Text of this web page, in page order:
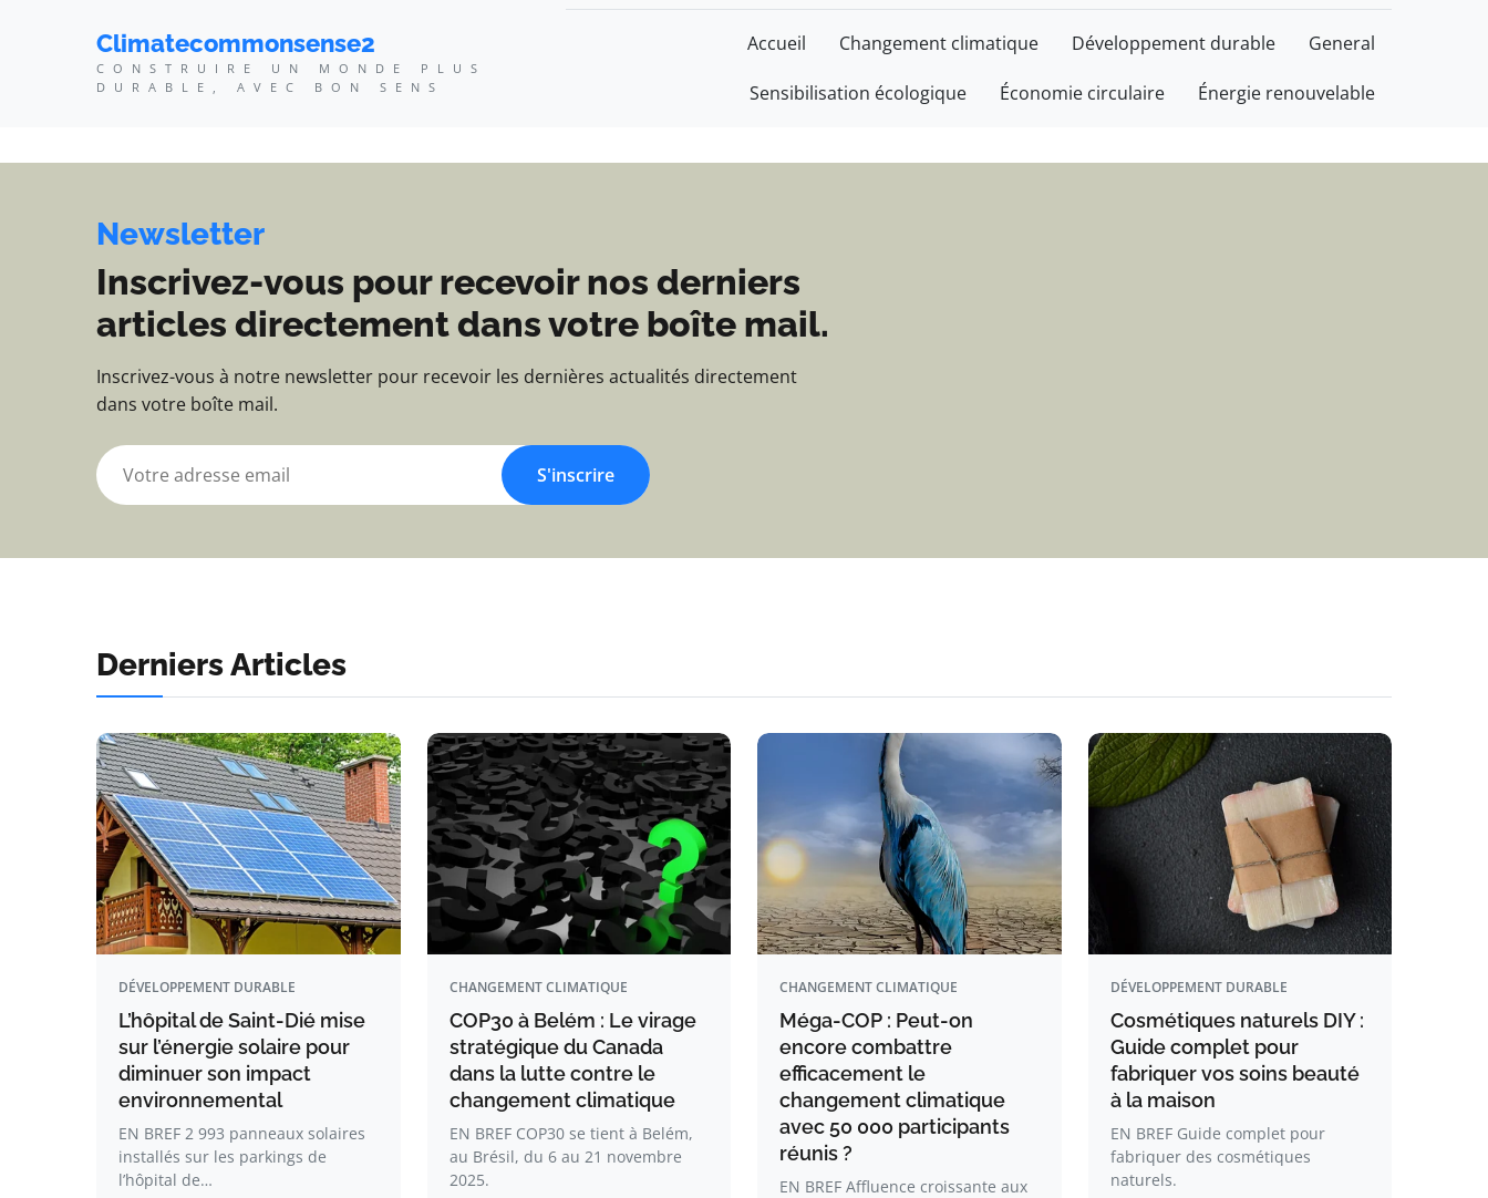
Climatecommonsense2 - Construire un monde plus durable, avec
Climatecommonsense2
CONSTRUIRE UN MONDE PLUS
DURABLE, AVEC BON SENS
Accueil Changement climatique Développement durable General
Sensibilisation écologique Économie circulaire Énergie renouvelable
Newsletter
Inscrivez-vous pour recevoir nos derniers
articles directement dans votre boîte mail.
Inscrivez-vous à notre newsletter pour recevoir les dernières actualités directement
dans votre boîte mail.
S'inscrire
Derniers Articles
DÉVELOPPEMENT DURABLE
L’hôpital de Saint-Dié mise
sur l’énergie solaire pour
diminuer son impact
environnemental
EN BREF 2 993 panneaux solaires
installés sur les parkings de
l’hôpital de…
CHANGEMENT CLIMATIQUE
COP30 à Belém : Le virage
stratégique du Canada
dans la lutte contre le
changement climatique
EN BREF COP30 se tient à Belém,
au Brésil, du 6 au 21 novembre
2025.
CHANGEMENT CLIMATIQUE
Méga-COP : Peut-on
encore combattre
efficacement le
changement climatique
avec 50 000 participants
réunis ?
EN BREF Affluence croissante aux
DÉVELOPPEMENT DURABLE
Cosmétiques naturels DIY :
Guide complet pour
fabriquer vos soins beauté
à la maison
EN BREF Guide complet pour
fabriquer des cosmétiques
naturels.